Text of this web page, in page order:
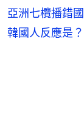
亞洲七欖播錯
韓國人反應是？